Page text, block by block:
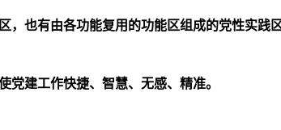
也有由各功能复用的功能区组成的党性实践
建工作快捷、智慧、无感、精准。